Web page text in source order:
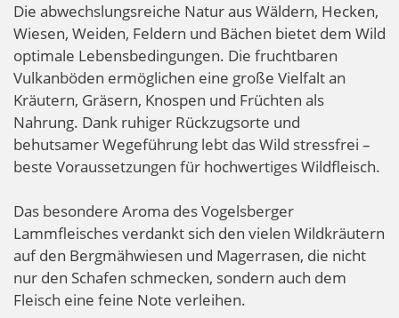
Die abwechslungsreiche Natur aus Wäldern, Hecken,
Wiesen, Weiden, Feldern und Bächen bietet dem Wild
optimale Lebensbedingungen. Die fruchtbaren
Vulkanböden ermöglichen eine große Vielfalt an
Kräutern, Gräsern, Knospen und Früchten als
Nahrung. Dank ruhiger Rückzugsorte und
behutsamer Wegeführung lebt das Wild stressfrei –
beste Voraussetzungen für hochwertiges Wildfleisch.
Das besondere Aroma des Vogelsberger
Lammfleisches verdankt sich den vielen Wildkräutern
auf den Bergmähwiesen und Magerrasen, die nicht
nur den Schafen schmecken, sondern auch dem
Fleisch eine feine Note verleihen.